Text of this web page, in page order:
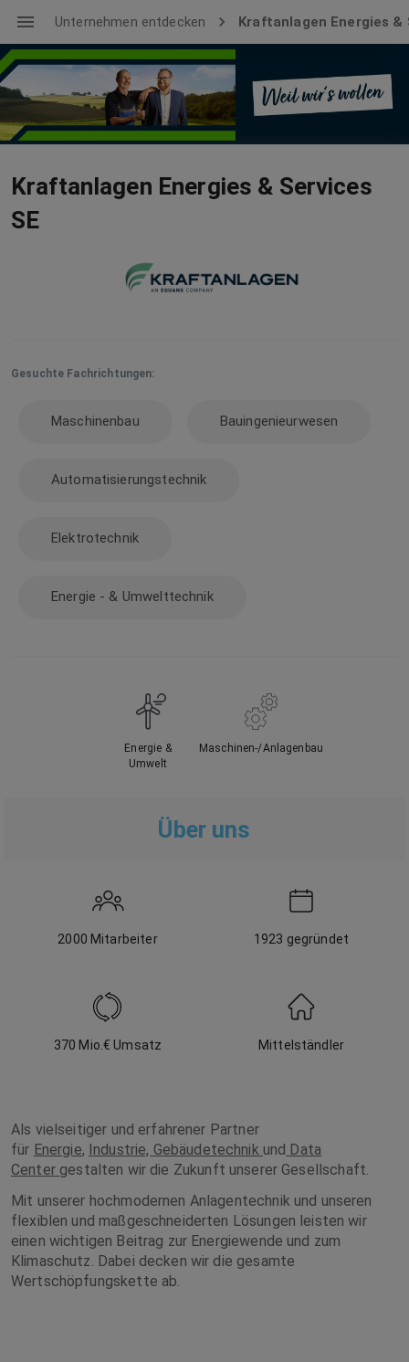
Unternehmen entdecken Kraftanlagen Energies &
Kraftanlagen Energies & Services
SE
Gesuchte Fachrichtungen:
Maschinenbau Bauingenieurwesen
Automatisierungstechnik
Elektrotechnik
Energie - & Umwelttechnik
Energie &
Umwelt
Maschinen-/Anlagenbau
Über uns
2000 Mitarbeiter 1923 gegründet
370 Mio.€ Umsatz Mittelständler
Als vielseitiger und erfahrener Partner
für Energie, Industrie, Gebäudetechnik und Data
Center gestalten wir die Zukunft unserer Gesellschaft.
Mit unserer hochmodernen Anlagentechnik und unseren
flexiblen und maßgeschneiderten Lösungen leisten wir
einen wichtigen Beitrag zur Energiewende und zum
Klimaschutz. Dabei decken wir die gesamte
Wertschöpfungskette ab.